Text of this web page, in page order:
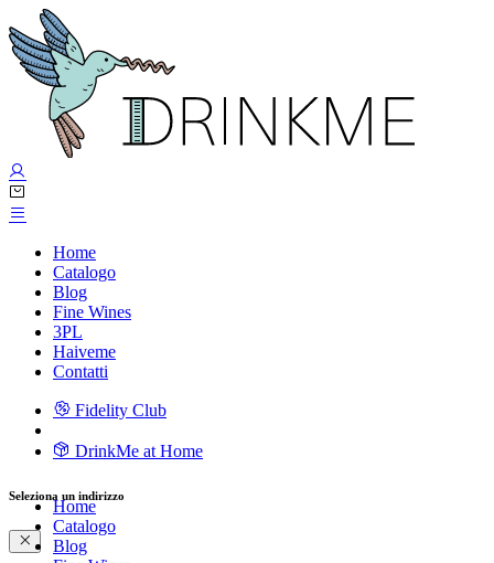
Home
Catalogo
Blog
Fine Wines
3PL
Haiveme
Contatti
Fidelity Club
DrinkMe at Home
Home
Catalogo
Blog
Seleziona un indirizzo